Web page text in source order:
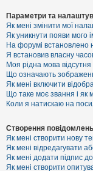
м
и
б
е
з
в
і
д
п
о
в
і
е
й
А
Параметри та
Як мені змінити мої
Як уникнути появи мого
На форумі встановлено
Я встановив власну
Моя рідна мова відсутня
Що означають
Як мені включити
Що таке моє звання і як
Коли я натискаю на
Створення повідомлень
Як мені створити нову
Як мені відредагувати
Як мені додати підпис
Як мені створити